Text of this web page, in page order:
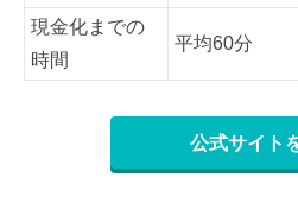
現金化までの
時間
平均60分
公式サイト